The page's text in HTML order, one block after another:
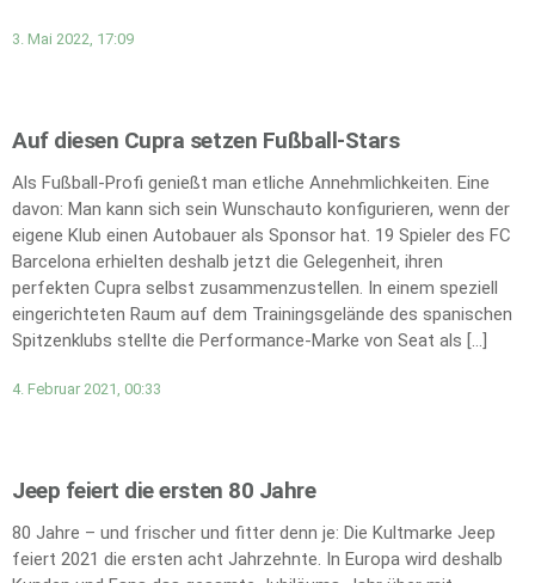
3. Mai 2022, 17:09
Auf diesen Cupra setzen Fußball-Stars
Als Fußball-Profi genießt man etliche Annehmlichkeiten. Eine
davon: Man kann sich sein Wunschauto konfigurieren, wenn der
eigene Klub einen Autobauer als Sponsor hat. 19 Spieler des FC
Barcelona erhielten deshalb jetzt die Gelegenheit, ihren
perfekten Cupra selbst zusammenzustellen. In einem speziell
eingerichteten Raum auf dem Trainingsgelände des spanischen
Spitzenklubs stellte die Performance-Marke von Seat als […]
4. Februar 2021, 00:33
Jeep feiert die ersten 80 Jahre
80 Jahre – und frischer und fitter denn je: Die Kultmarke Jeep
feiert 2021 die ersten acht Jahrzehnte. In Europa wird deshalb